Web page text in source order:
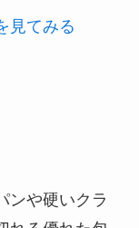
見てみる
ンや硬いクラ